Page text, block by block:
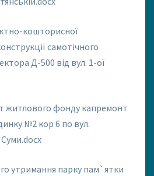
кошторисної
самотічного
Д-500 від вул. 1-ої
житлового фонду капремонт
№2 кор 6 по вул.
утримання парку пам`ятки